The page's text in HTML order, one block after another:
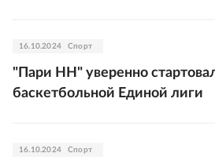
16.10.2024 Спорт
"Пари НН" уверенно
баскетбольной Единой лиги
16.10.2024 Спорт